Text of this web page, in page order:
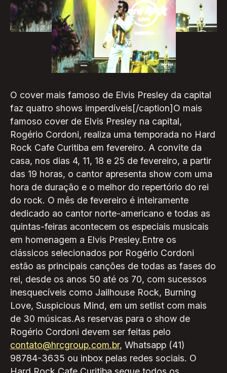
O cover mais famoso de Elvis Presley da capital
faz quatro shows imperdíveis[/caption]O mais
famoso cover de Elvis Presley na capital,
Rogério Cordoni, realiza uma temporada no Hard
Rock Cafe Curitiba em fevereiro. A convite da
casa, nos dias 4, 11, 18 e 25 de fevereiro, a partir
das 19 horas, o cantor apresenta show com uma
hora de duração e o melhor do repertório do rei
do rock. O mês de fevereiro é inteiramente
dedicado ao cantor norte-americano e todas as
quintas-feiras acontecem os especiais musicais
em homenagem a Elvis Presley.Entre os
clássicos selecionados por Rogério Cordoni
estão as principais canções de todas as fases do
rei, desde os anos 50 até os 70, com sucessos
inesquecíveis como Jailhouse Rock, Burning
Love, Suspicious Mind, em um setlist com mais
de 30 músicas.As reservas para o show de
Rogério Cordoni devem ser feitas pelo
contato@hrcgroup.com.br, Whatsapp (41)
98784-3635 ou inbox pelas redes sociais. O